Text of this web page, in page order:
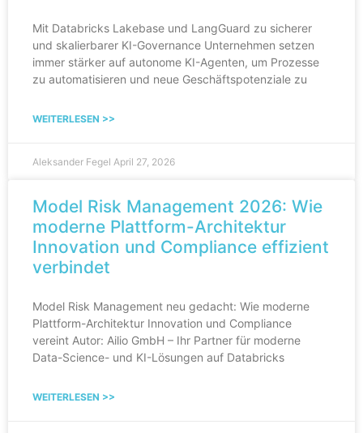
Mit Databricks Lakebase und LangGuard zu sicherer
und skalierbarer KI-Governance Unternehmen setzen
immer stärker auf autonome KI-Agenten, um Prozesse
zu automatisieren und neue Geschäftspotenziale zu
WEITERLESEN >>
Aleksander Fegel April 27, 2026
Model Risk Management 2026: Wie
moderne Plattform-Architektur
Innovation und Compliance effizient
verbindet
Model Risk Management neu gedacht: Wie moderne
Plattform-Architektur Innovation und Compliance
vereint Autor: Ailio GmbH – Ihr Partner für moderne
Data-Science- und KI-Lösungen auf Databricks
WEITERLESEN >>